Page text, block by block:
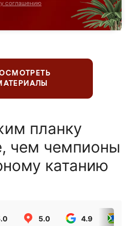
соглашению
планку
чем чемпионы
катанию
5.0 4.9